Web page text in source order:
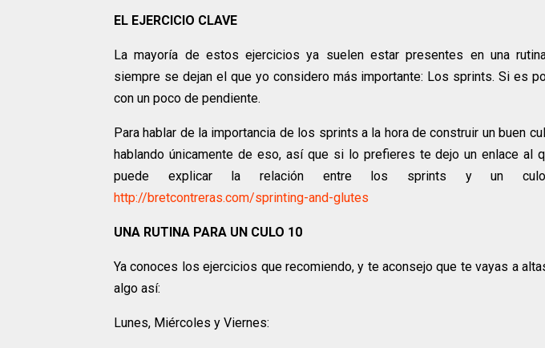
EL EJERCICIO CLAVE
La mayoría de estos ejercicios ya suelen estar presentes en una
siempre se dejan el que yo considero más importante: Los sprints. Si es
con un poco de pendiente.
Para hablar de la importancia de los sprints a la hora de construir un buen
hablando únicamente de eso, así que si lo prefieres te dejo un enlace al
puede explicar la relación entre los sprints y un
http://bretcontreras.com/sprinting-and-glutes
UNA RUTINA PARA UN CULO 10
Ya conoces los ejercicios que recomiendo, y te aconsejo que te vayas a
algo así:
Lunes, Miércoles y Viernes: